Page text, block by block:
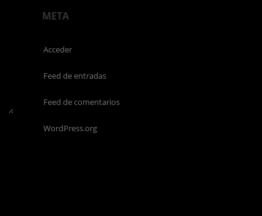
META
Acceder
Feed de entradas
Feed de comentarios
WordPress.org